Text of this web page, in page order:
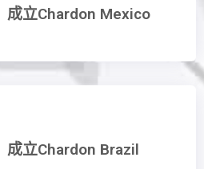
成立Chardon Mexico
成立Chardon Brazil